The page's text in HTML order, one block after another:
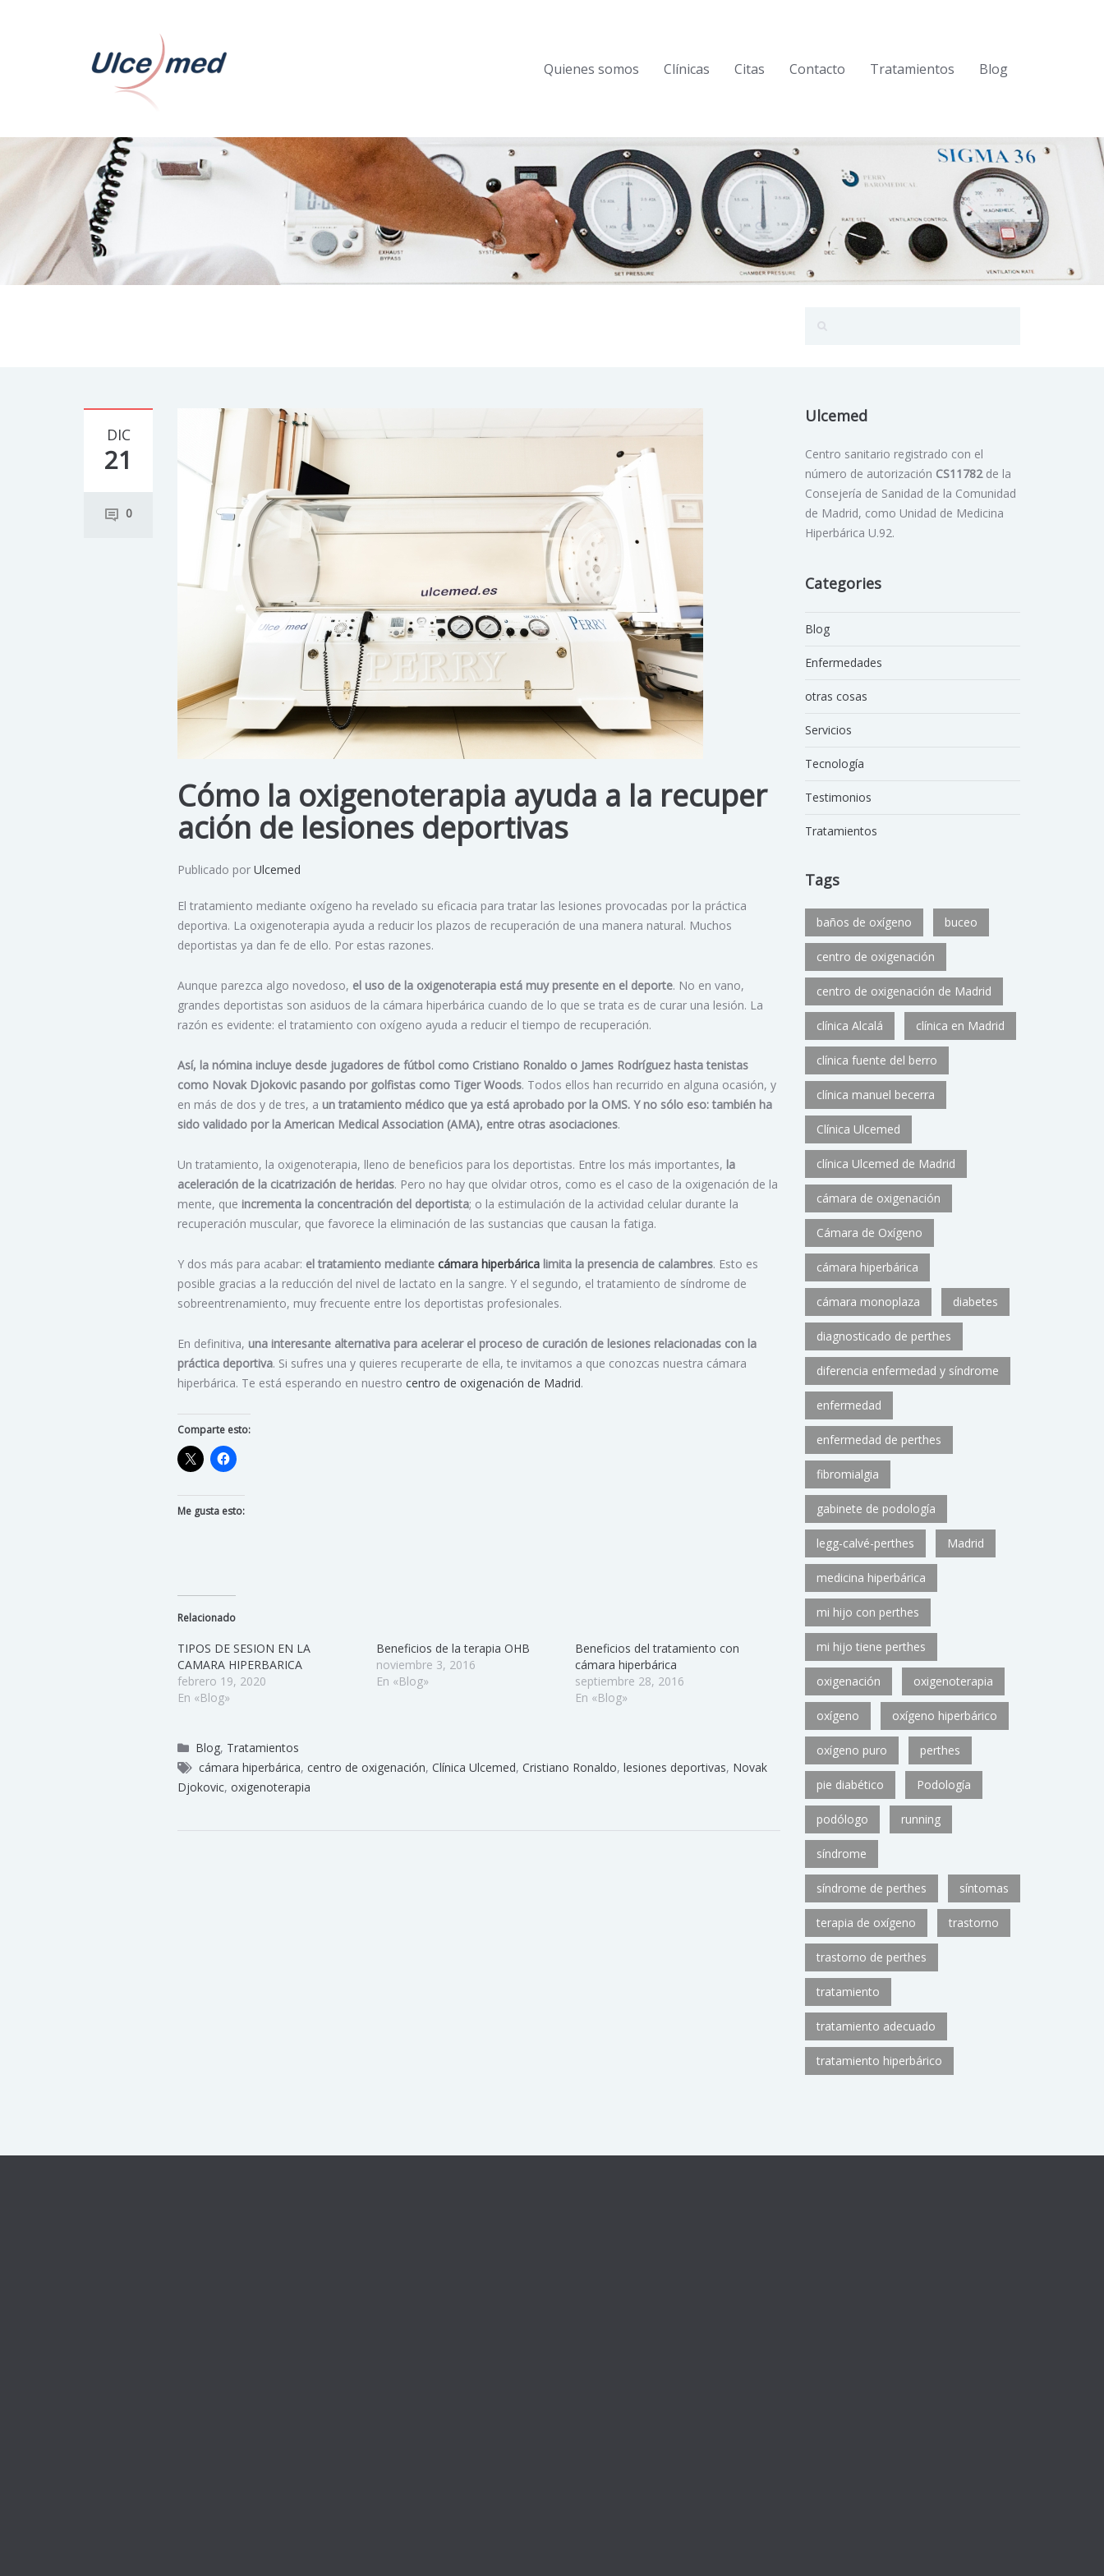
Quienes somos Clínicas Citas Contacto Tratamientos Blog
DIC
21
0
Cómo la oxigenoterapia ayuda a la recuper
ación de lesiones deportivas
Publicado por Ulcemed
El tratamiento mediante oxígeno ha revelado su eficacia para tratar las lesiones provocadas por la práctica
deportiva. La oxigenoterapia ayuda a reducir los plazos de recuperación de una manera natural. Muchos
deportistas ya dan fe de ello. Por estas razones.
Aunque parezca algo novedoso, el uso de la oxigenoterapia está muy presente en el deporte. No en vano,
grandes deportistas son asiduos de la cámara hiperbárica cuando de lo que se trata es de curar una lesión. La
razón es evidente: el tratamiento con oxígeno ayuda a reducir el tiempo de recuperación.
Así, la nómina incluye desde jugadores de fútbol como Cristiano Ronaldo o James Rodríguez hasta tenistas
como Novak Djokovic pasando por golfistas como Tiger Woods. Todos ellos han recurrido en alguna ocasión, y
en más de dos y de tres, a un tratamiento médico que ya está aprobado por la OMS. Y no sólo eso: también ha
sido validado por la American Medical Association (AMA), entre otras asociaciones.
Un tratamiento, la oxigenoterapia, lleno de beneficios para los deportistas. Entre los más importantes, la
aceleración de la cicatrización de heridas. Pero no hay que olvidar otros, como es el caso de la oxigenación de la
mente, que incrementa la concentración del deportista; o la estimulación de la actividad celular durante la
recuperación muscular, que favorece la eliminación de las sustancias que causan la fatiga.
Y dos más para acabar: el tratamiento mediante cámara hiperbárica limita la presencia de calambres. Esto es
posible gracias a la reducción del nivel de lactato en la sangre. Y el segundo, el tratamiento de síndrome de
sobreentrenamiento, muy frecuente entre los deportistas profesionales.
En definitiva, una interesante alternativa para acelerar el proceso de curación de lesiones relacionadas con la
práctica deportiva. Si sufres una y quieres recuperarte de ella, te invitamos a que conozcas nuestra cámara
hiperbárica. Te está esperando en nuestro centro de oxigenación de Madrid.
Comparte esto:
Me gusta esto:
Relacionado
TIPOS DE SESION EN LA
CAMARA HIPERBARICA
febrero 19, 2020
En «Blog»
Beneficios de la terapia OHB
noviembre 3, 2016
En «Blog»
Beneficios del tratamiento con
cámara hiperbárica
septiembre 28, 2016
En «Blog»
Blog, Tratamientos
cámara hiperbárica, centro de oxigenación, Clínica Ulcemed, Cristiano Ronaldo, lesiones deportivas, Novak
Djokovic, oxigenoterapia
Ulcemed
Centro sanitario registrado con el
número de autorización CS11782de la
Consejería de Sanidad de la Comunidad
de Madrid, como Unidad de Medicina
Hiperbárica U.92.
Categories
Blog
Enfermedades
otras cosas
Servicios
Tecnología
Testimonios
Tratamientos
Tags
baños de oxígeno buceo
centro de oxigenación
centro de oxigenación de Madrid
clínica Alcalá clínica en Madrid
clínica fuente del berro
clínica manuel becerra
Clínica Ulcemed
clínica Ulcemed de Madrid
cámara de oxigenación
Cámara de Oxígeno
cámara hiperbárica
cámara monoplaza diabetes
diagnosticado de perthes
diferencia enfermedad y síndrome
enfermedad
enfermedad de perthes
fibromialgia
gabinete de podología
legg-calvé-perthes Madrid
medicina hiperbárica
mi hijo con perthes
mi hijo tiene perthes
oxigenación oxigenoterapia
oxígeno oxígeno hiperbárico
oxígeno puro perthes
pie diabético Podología
podólogo running
síndrome
síndrome de perthes síntomas
terapia de oxígeno trastorno
trastorno de perthes
tratamiento
tratamiento adecuado
tratamiento hiperbárico